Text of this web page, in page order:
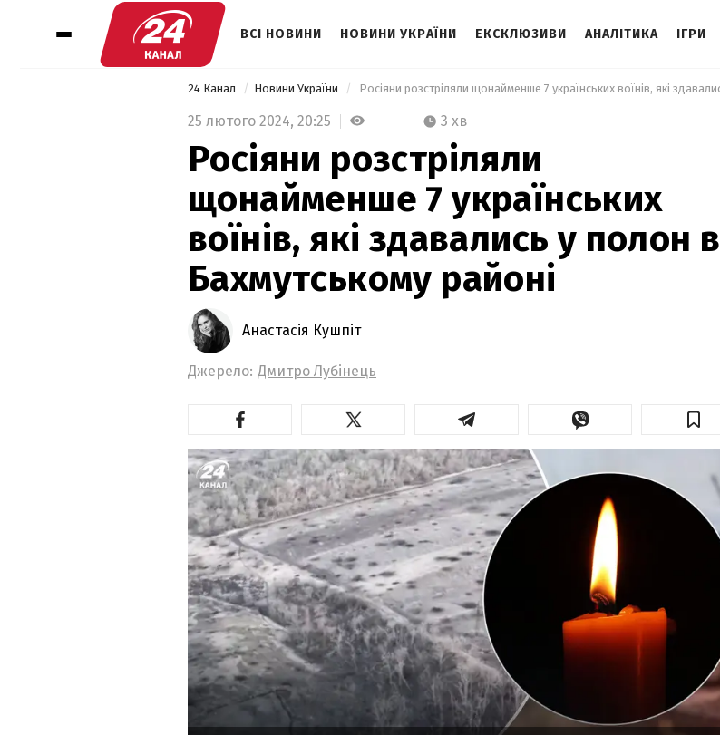
ВСІ НОВИНИ НОВИНИ УКРАЇНИ ЕКСКЛЮЗИВИ АНАЛІТИКА ІГРИ
24 Канал Новини України
25 лютого 2024, 20:25 3 хв
Росіяни розстріляли
щонайменше 7 українських
воїнів, які здавались у полон в
Бахмутському районі
Анастасія Кушпіт
Джерело: Дмитро Лубінець